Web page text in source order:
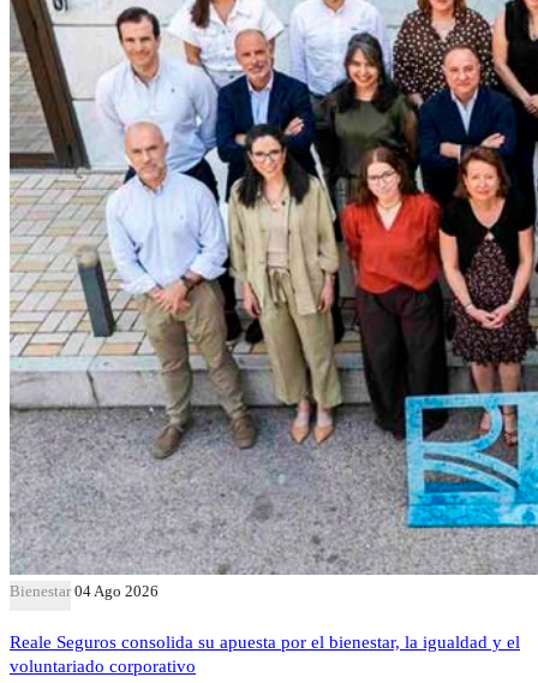
Bienestar 04 Ago 2026
Reale Seguros consolida su apuesta por el bienestar, la igualdad y el
voluntariado corporativo